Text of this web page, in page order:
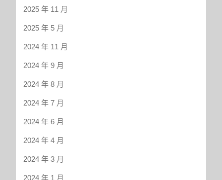
2025 年 11 月
2025 年 5 月
2024 年 11 月
2024 年 9 月
2024 年 8 月
2024 年 7 月
2024 年 6 月
2024 年 4 月
2024 年 3 月
2024 年 1 月